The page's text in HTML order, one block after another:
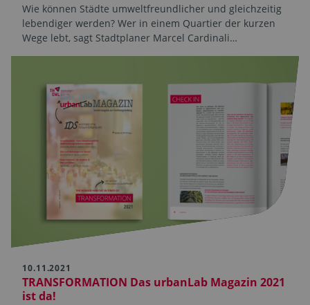
Wie können Städte umweltfreundlicher und gleichzeitig
lebendiger werden? Wer in einem Quartier der kurzen
Wege lebt, sagt Stadtplaner Marcel Cardinali…
10.11.2021
TRANSFORMATION Das urbanLab Magazin 2021
ist da!